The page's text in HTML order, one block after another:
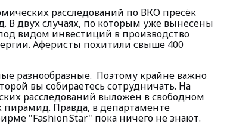
расследований по ВКО пресёк
В двух случаях, по которым уже вынесены
видом инвестиций в производство
Аферисты похитили свыше 400
разно­образные. Поэтому крайне важно
вы собираетесь сотрудничать. На
расследований выложен в свободном
Правда, в департаменте
"Fashion Star" пока ничего не знают.